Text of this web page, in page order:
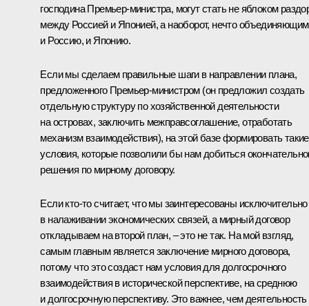
господина Премьер-министра, могут стать не яблоком
между Россией и Японией, а наоборот, нечто объединяющим
и Россию, и Японию.
Если мы сделаем правильные шаги в направлении плана,
предложенного Премьер-министром (он предложил создать
отдельную структуру по хозяйственной деятельности
на островах, заключить межправсоглашение, отработать
механизм взаимодействия), на этой базе формировать такие
условия, которые позволили бы нам добиться
решения по мирному договору.
Если кто-то считает, что мы заинтересованы исключительно
в налаживании экономических связей, а мирный договор
откладываем на второй план, – это не так. На мой взгляд,
самым главным является заключение мирного договора,
потому что это создаст нам условия для долгосрочного
взаимодействия в исторической перспективе, на среднюю
и долгосрочную перспективу. Это важнее, чем деятельность